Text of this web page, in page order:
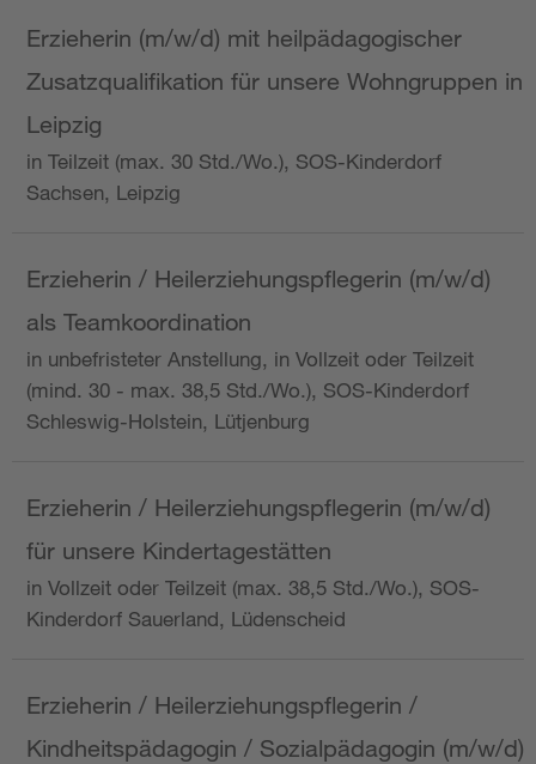
Erzieherin (m/w/d) mit heilpädagogischer
Zusatzqualifikation für unsere Wohngruppen in
Leipzig
in Teilzeit (max. 30 Std./Wo.), SOS-Kinderdorf
Sachsen, Leipzig
Erzieherin / Heilerziehungspflegerin (m/w/d)
als Teamkoordination
in unbefristeter Anstellung, in Vollzeit oder Teilzeit
(mind. 30 - max. 38,5 Std./Wo.), SOS-Kinderdorf
Schleswig-Holstein, Lütjenburg
Erzieherin / Heilerziehungspflegerin (m/w/d)
für unsere Kindertagestätten
in Vollzeit oder Teilzeit (max. 38,5 Std./Wo.), SOS-
Kinderdorf Sauerland, Lüdenscheid
Erzieherin / Heilerziehungspflegerin /
Kindheitspädagogin / Sozialpädagogin (m/w/d)